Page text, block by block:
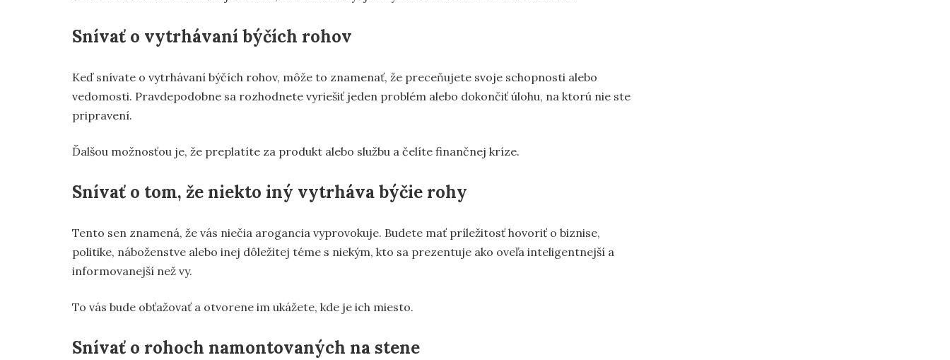
Snívať o vytrhávaní býčích rohov
Keď snívate o vytrhávaní býčích rohov, môže to znamenať, že preceňujete svoje schopnosti alebo
vedomosti. Pravdepodobne sa rozhodnete vyriešiť jeden problém alebo dokončiť úlohu, na ktorú nie ste
pripravení.
Ďalšou možnosťou je, že preplatíte za produkt alebo službu a čelíte finančnej kríze.
Snívať o tom, že niekto iný vytrháva býčie rohy
Tento sen znamená, že vás niečia arogancia vyprovokuje. Budete mať príležitosť hovoriť o biznise,
politike, náboženstve alebo inej dôležitej téme s niekým, kto sa prezentuje ako oveľa inteligentnejší a
informovanejší než vy.
To vás bude obťažovať a otvorene im ukážete, kde je ich miesto.
Snívať o rohoch namontovaných na stene